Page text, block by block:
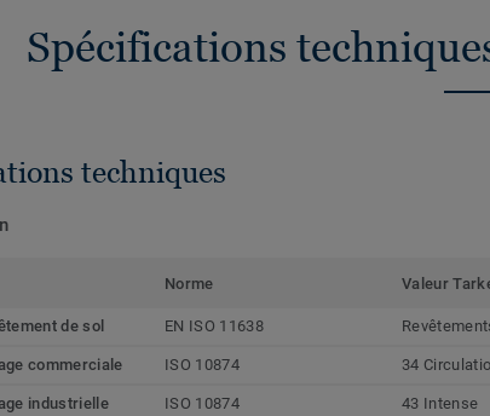
Spécifications
techniques
Norme Valeur
de sol EN ISO 11638
commerciale ISO 10874 34
industrielle ISO 10874 43 Intense